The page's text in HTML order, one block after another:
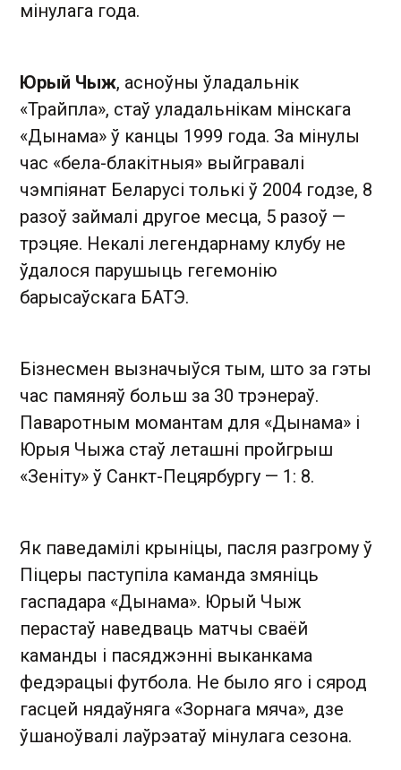
мінулага года.
Юрый Чыж, асноўны ўладальнік
«Трайпла», стаў уладальнікам мінскага
«Дынама» ў канцы 1999 года. За мінулы
час «бела-блакітныя» выйгравалі
чэмпіянат Беларусі толькі ў 2004 годзе, 8
разоў займалі другое месца, 5 разоў —
трэцяе. Некалі легендарнаму клубу не
ўдалося парушыць гегемонію
барысаўскага БАТЭ.
Бізнесмен вызначыўся тым, што за гэты
час памяняў больш за 30 трэнераў.
Паваротным момантам для «Дынама» і
Юрыя Чыжа стаў леташні пройгрыш
«Зеніту» ў Санкт-Пецярбургу — 1: 8.
Як паведамілі крыніцы, пасля разгрому ў
Піцеры паступіла каманда змяніць
гаспадара «Дынама». Юрый Чыж
перастаў наведваць матчы сваёй
каманды і пасяджэнні выканкама
федэрацыі футбола. Не было яго і сярод
гасцей нядаўняга «Зорнага мяча», дзе
ўшаноўвалі лаўрэатаў мінулага сезона.